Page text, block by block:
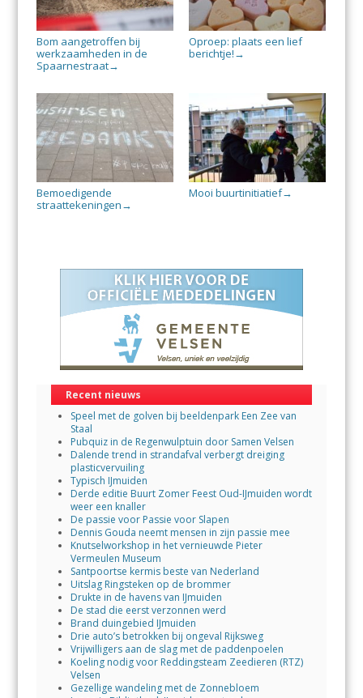
Bom aangetroffen bij
werkzaamheden in de
Spaarnestraat→
Oproep: plaats een lief
berichtje! →
Bemoedigende
straattekeningen →
Mooi buurtinitiatief→
Recent nieuws
Speel met de golven bij beeldenpark Een Zee van
Staal
Pubquiz in de Regenwulptuin door Samen Velsen
Dalende trend in strandafval verbergt dreiging
plasticvervuiling
Typisch IJmuiden
Derde editie Buurt Zomer Feest Oud-IJmuiden wordt
weer een knaller
De passie voor Passie voor Slapen
Dennis Gouda neemt mensen in zijn passie mee
Knutselworkshop in het vernieuwde Pieter
Vermeulen Museum
Santpoortse kermis beste van Nederland
Uitslag Ringsteken op de brommer
Drukte in de havens van IJmuiden
De stad die eerst verzonnen werd
Brand duingebied IJmuiden
Drie auto’s betrokken bij ongeval Rijksweg
Vrijwilligers aan de slag met de paddenpoelen
Koeling nodig voor Reddingsteam Zeedieren (RTZ)
Velsen
Gezellige wandeling met de Zonnebloem